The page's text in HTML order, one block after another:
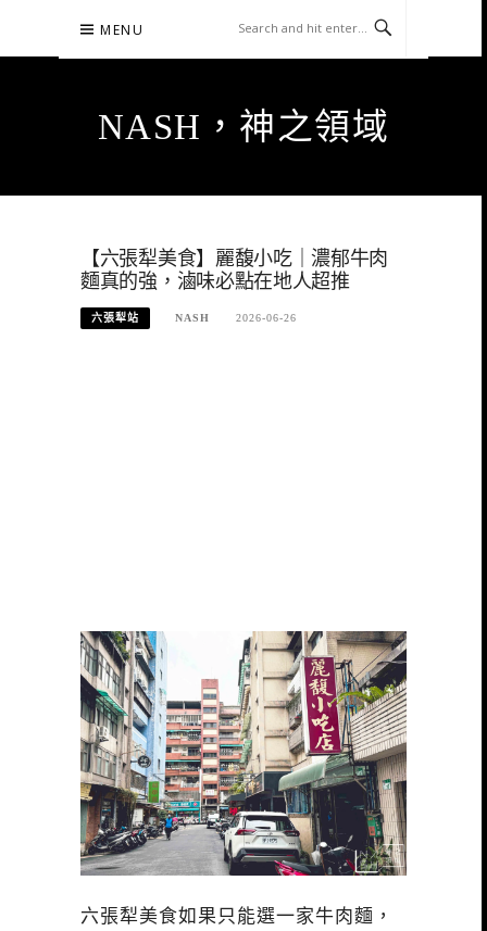
content
MENU
NASH，神之領域
【六張犁美食】麗馥小吃｜濃郁牛肉
麵真的強，滷味必點在地人超推
六張犁站 NASH 2026-06-26
六張犁美食如果只能選一家牛肉麵，